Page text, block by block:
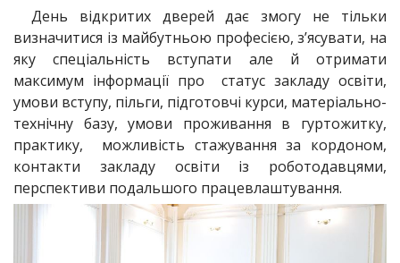
День відкритих дверей дає змогу не тільки
визначитися із майбутньою професією, з’ясувати, на
яку спеціальність вступати але й отримати
максимум інформації про статус закладу освіти,
умови вступу, пільги, підготовчі курси, матеріально-
технічну базу, умови проживання в гуртожитку,
практику, можливість стажування за кордоном,
контакти закладу освіти із роботодавцями,
перспективи подальшого працевлаштування.